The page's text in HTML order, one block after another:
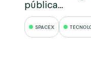
pública…
SPACEX